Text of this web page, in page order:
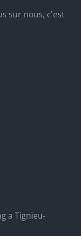
sur nous, c'est
a Tignieu-